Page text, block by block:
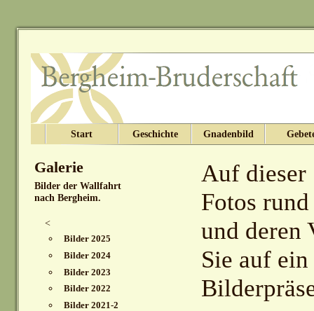
Start Geschichte Gnadenbild
Galerie
Bilder der Wallfahrt
nach Bergheim.
<
Bilder 2025
Bilder 2024
Bilder 2023
Bilder 2022
Bilder 2021-2
Auf dieser
Fotos
und deren
Sie auf